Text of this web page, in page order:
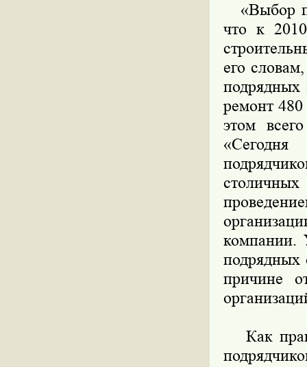
«Выбор
что к
его
подрядных
ремонт
этом
компании.
подрядных
причине
Как